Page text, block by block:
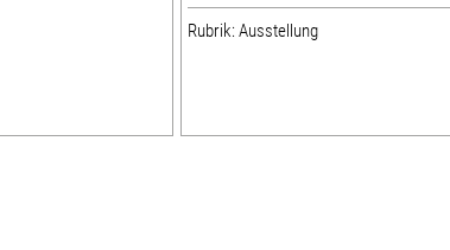
Rubrik: Ausstellung